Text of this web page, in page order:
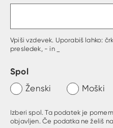
Vpiši vzdevek. Uporabiš lahko:
presledek, - in _
Spol
Ženski Moški
Izberi spol. Ta podatek je
objavljen. Če podatka ne želiš